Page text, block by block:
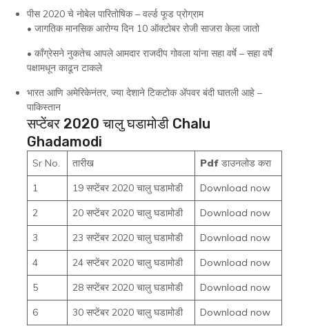
पीस 2020 चे नोबेल पारितोषिक – वर्ल्ड फूड प्रोग्राम
• जागतिक मानसिक आरोग्य दिन 10 ऑक्टोबर रोजी साजरा केला जातो
• कॉंग्रेसने नुकतेच आपले आमदार राजदीप गोवला यांना सहा वर्षे – सहा वर्षे
पक्षामधून काढून टाकले
भारत आणि अमेरिकेनंतर, ज्या देशाने टिकटोक अ‍ॅपवर बंदी घातली आहे –
पाकिस्तान
सप्टेंबर 2020 चालु घडामोडी Chalu
Ghadamodi
Sr No. तारीख Pdfडाउनलोड करा
1
19 सप्टेंबर 2020 चालु घडामोडी
Download now
2
20 सप्टेंबर 2020 चालु घडामोडी
Download now
3
23 सप्टेंबर 2020 चालु घडामोडी
Download now
4
24 सप्टेंबर 2020 चालु घडामोडी
Download now
5
28 सप्टेंबर 2020 चालु घडामोडी
Download now
6
30 सप्टेंबर 2020 चालु घडामोडी Download now